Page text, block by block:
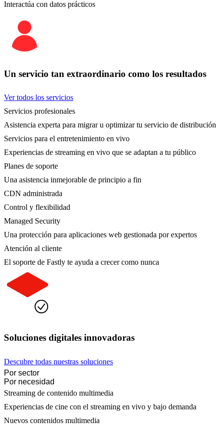
Interactúa con datos prácticos
Un servicio tan extraordinario como los resultados
Ver todos los servicios
Servicios profesionales
Asistencia experta para migrar u optimizar tu servicio de distribución
Servicios para el entretenimiento en vivo
Experiencias de streaming en vivo que se adaptan a tu público
Planes de soporte
Una asistencia inmejorable de principio a fin
CDN administrada
Control y flexibilidad
Managed Security
Una protección para aplicaciones web gestionada por expertos
Atención al cliente
El soporte de Fastly te ayuda a crecer como nunca
Soluciones digitales innovadoras
Descubre todas nuestras soluciones
Por sector
Por necesidad
Streaming de contenido multimedia
Experiencias de cine con el streaming en vivo y bajo demanda
Nuevos contenidos multimedia